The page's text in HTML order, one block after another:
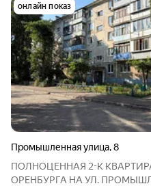
онлайн показ
Промышленная улица,8
ПОЛНОЦЕННАЯ 2-К
ОРЕНБУРГА НА УЛ.